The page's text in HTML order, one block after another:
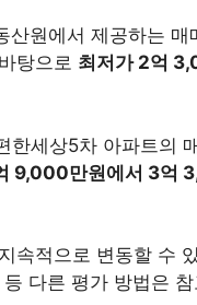
산원에서 제공하는
탕으로 최저가 2억
한세상5차 아파트의
9,000만원에서 3억
속적으로 변동할 수
다른 평가 방법은